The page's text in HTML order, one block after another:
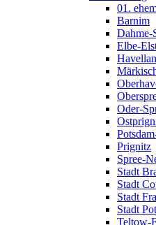
01.
Barnim
Dahme-
Elbe-
Oder-
Prignitz
Spree-
Stadt
Stadt
Stadt
Stadt
Teltow-